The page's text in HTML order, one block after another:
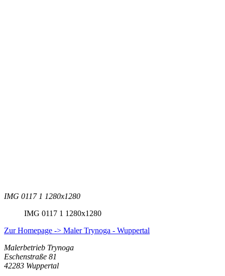
IMG 0117 1 1280x1280
IMG 0117 1 1280x1280
Zur Homepage -> Maler Trynoga - Wuppertal
Malerbetrieb Trynoga
Eschenstraße 81
42283 Wuppertal